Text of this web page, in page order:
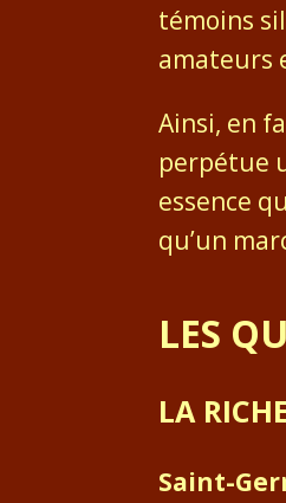
témoins
amateurs
Ainsi, en
perpétue
essence
qu’un
LES
LA
Saint-